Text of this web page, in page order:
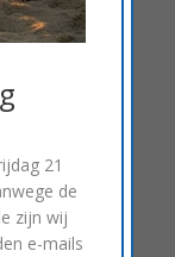
app die
plaatsen
met
21
de
zijn wij
e-mails